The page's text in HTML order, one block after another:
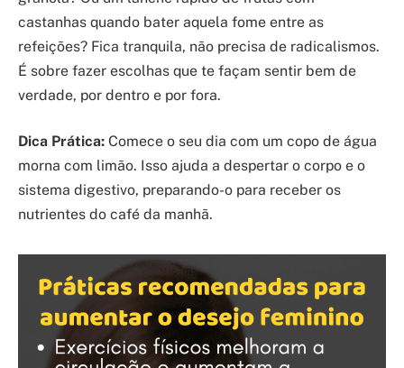
castanhas quando bater aquela fome entre as
refeições? Fica tranquila, não precisa de radicalismos.
É sobre fazer escolhas que te façam sentir bem de
verdade, por dentro e por fora.
Dica Prática: Comece o seu dia com um copo de água
morna com limão. Isso ajuda a despertar o corpo e o
sistema digestivo, preparando-o para receber os
nutrientes do café da manhã.